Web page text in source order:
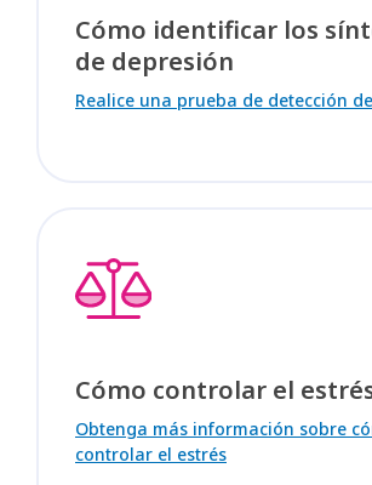
Cómo identificar los
de depresión
Realice una prueba de detección
Cómo controlar el
Obtenga más información sobre
controlar el estrés